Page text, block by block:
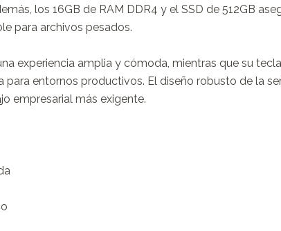
los 16GB de RAM DDR4 y el SSD de 512GB
para archivos pesados.
experiencia amplia y cómoda, mientras que su
para entornos productivos. El diseño robusto de la
empresarial más exigente.